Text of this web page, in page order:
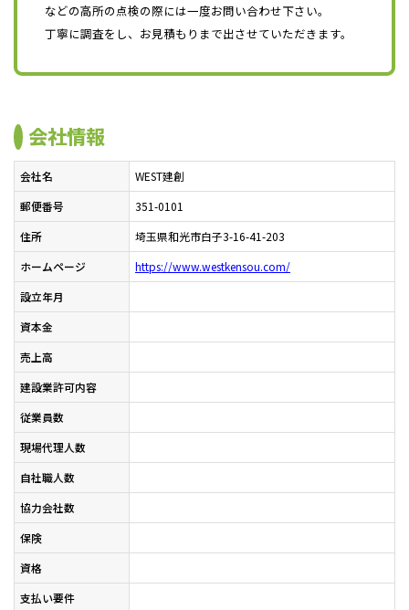
などの高所の点検の際には一度お問い合わせ下さい。
丁寧に調査をし、お見積もりまで出させていただきます。
会社情報
会社名
WEST建創
郵便番号
351-0101
住所
埼玉県和光市白子3-16-41-203
ホームページ
https://www.westkensou.com/
設立年月
資本金
売上高
建設業許可内容
従業員数
現場代理人数
自社職人数
協力会社数
保険
資格
支払い要件